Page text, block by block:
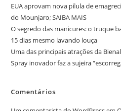
EUA aprovam nova pílula de
do Mounjaro; SAIBA MAIS
O segredo das manicures: o truque
15 dias mesmo lavando louça
Uma das principais atrações da
Spray inovador faz a sujeira
Comentários